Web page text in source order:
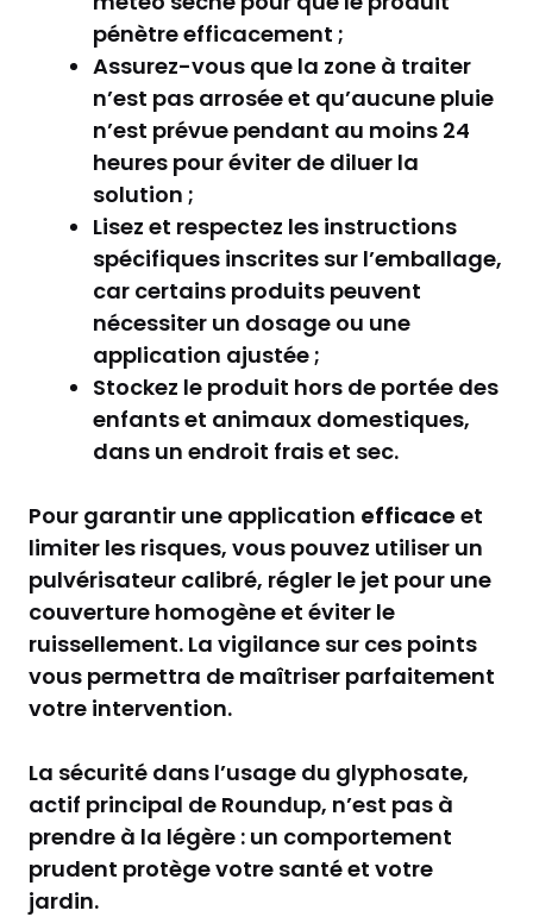
pénètre efficacement ;
Assurez-vous que la zone à traiter
n’est pas arrosée et qu’aucune pluie
n’est prévue pendant au moins 24
heures pour éviter de diluer la
solution ;
Lisez et respectez les instructions
spécifiques inscrites sur l’emballage,
car certains produits peuvent
nécessiter un dosage ou une
application ajustée ;
Stockez le produit hors de portée des
enfants et animaux domestiques,
dans un endroit frais et sec.
Pour garantir une application efficace et
limiter les risques, vous pouvez utiliser un
pulvérisateur calibré, régler le jet pour une
couverture homogène et éviter le
ruissellement. La vigilance sur ces points
vous permettra de maîtriser parfaitement
votre intervention.
La sécurité dans l’usage du glyphosate,
actif principal de Roundup, n’est pas à
prendre à la légère : un comportement
prudent protège votre santé et votre
jardin.